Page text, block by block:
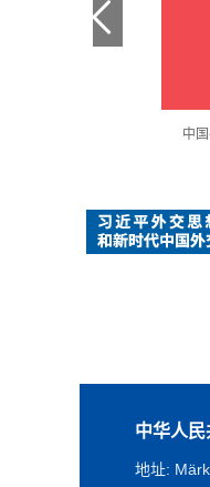
中
中华人
地址: